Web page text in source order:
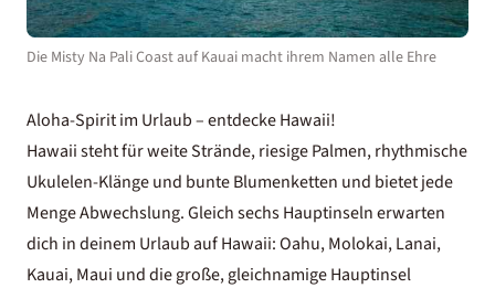
Die Misty Na Pali Coast auf Kauai macht ihrem Namen alle Ehre
Aloha-Spirit im Urlaub – entdecke Hawaii!
Hawaii steht für weite Strände, riesige Palmen, rhythmische
Ukulelen-Klänge und bunte Blumenketten und bietet jede
Menge Abwechslung. Gleich sechs Hauptinseln erwarten
dich in deinem Urlaub auf Hawaii: Oahu, Molokai, Lanai,
Kauai, Maui und die große, gleichnamige Hauptinsel